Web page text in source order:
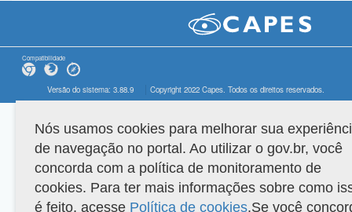
Compatibilidade
Versão do sistema: 3.88.9 Copyright 2022 Capes. Todos os direitos reservados.
Nós usamos cookies para melhorar sua
de navegação no portal. Ao utilizar o gov.br, você
concorda com a política de monitoramento de
cookies. Para ter mais informações sobre como
é feito, acesse Política de cookies.Se você